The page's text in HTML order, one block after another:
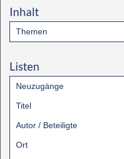
Inhalt
Themen
Listen
Neuzugänge
Titel
Autor / Beteiligte
Ort